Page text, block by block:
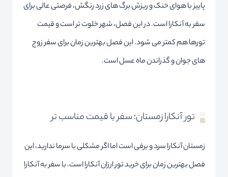
پاییز با هوای خنک و ریزش برگ های زرد رنگش، فرصتی عالی برای
سفر به آنکارا است. در این فصل، شهر خلوت تر است و قیمت
تورها هم کمتر می شود. این فصل بهترین زمان برای سفر زوج
های جوان و گذراندن ماه عسل است.
تور آنکارا زمستان؛ سفر با قیمت مناسب تر
زمستان آنکارا سرد و برفی است اما اگر مشکلی با سرما ندارید، این
فصل بهترین زمان برای خرید تور ارزان آنکارا است. با سفر به آنکارا